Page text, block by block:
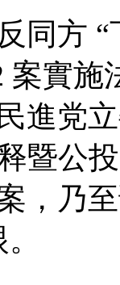
同方
案實
進党
暨公
，乃